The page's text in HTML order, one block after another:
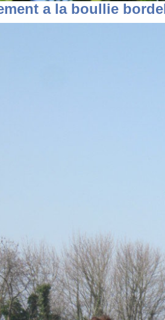
a la boullie